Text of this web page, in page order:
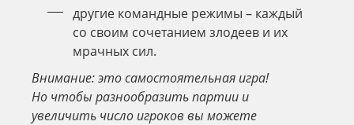
другие командные режимы – каждый
со своим сочетанием злодеев и их
мрачных сил.
Внимание: это самостоятельная игра!
Но чтобы разнообразить партии и
увеличить число игроков вы можете